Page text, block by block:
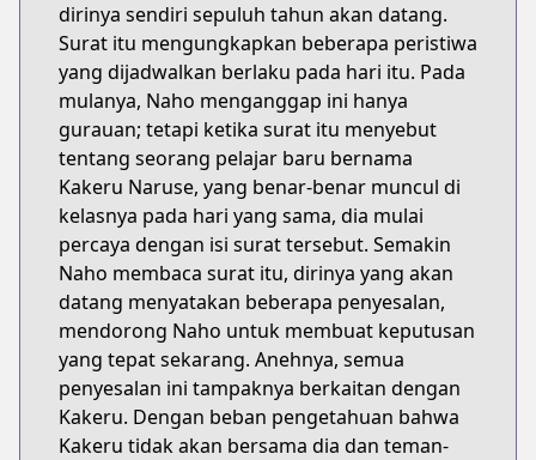
dirinya sendiri sepuluh tahun akan datang.
Surat itu mengungkapkan beberapa peristiwa
yang dijadwalkan berlaku pada hari itu. Pada
mulanya, Naho menganggap ini hanya
gurauan; tetapi ketika surat itu menyebut
tentang seorang pelajar baru bernama
Kakeru Naruse, yang benar-benar muncul di
kelasnya pada hari yang sama, dia mulai
percaya dengan isi surat tersebut. Semakin
Naho membaca surat itu, dirinya yang akan
datang menyatakan beberapa penyesalan,
mendorong Naho untuk membuat keputusan
yang tepat sekarang. Anehnya, semua
penyesalan ini tampaknya berkaitan dengan
Kakeru. Dengan beban pengetahuan bahwa
Kakeru tidak akan bersama dia dan teman-